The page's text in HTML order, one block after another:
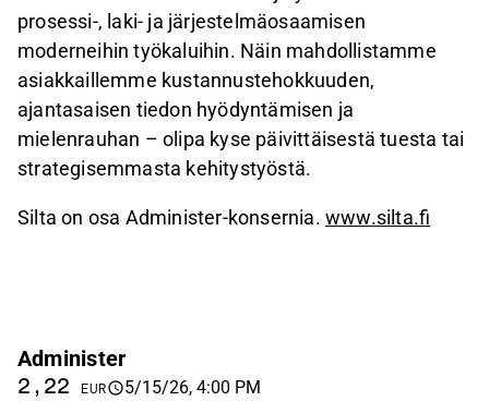
prosessi-, laki- ja järjestelmäosaamisen
moderneihin työkaluihin. Näin mahdollistamme
asiakkaillemme kustannustehokkuuden,
ajantasaisen tiedon hyödyntämisen ja
mielenrauhan – olipa kyse päivittäisestä tuesta tai
strategisemmasta kehitystyöstä.
Silta on osa Administer-konsernia. www.silta.fi
Administer
2,22 EUR 5/15/26, 4:00 PM